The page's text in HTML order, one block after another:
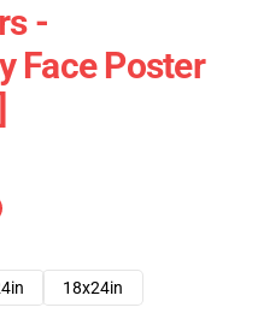
-
Face Poster
18x24in